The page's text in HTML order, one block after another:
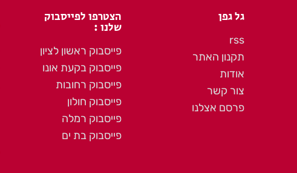
גל גפן
rss
תקנון האתר
אודות
צור קשר
פרסם אצלנו
הצטרפו לפייסבוק
שלנו :
פייסבוק ראשון לציון
פייסבוק בקעת אונו
פייסבוק רחובות
פייסבוק חולון
פייסבוק רמלה
פייסבוק בת ים